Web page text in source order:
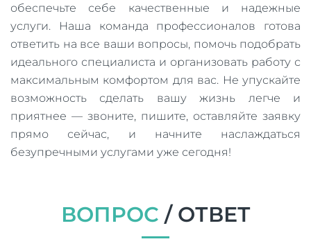
обеспечьте себе качественные и надежные
услуги. Наша команда профессионалов готова
ответить на все ваши вопросы, помочь подобрать
идеального специалиста и организовать работу с
максимальным комфортом для вас. Не упускайте
возможность сделать вашу жизнь легче и
приятнее — звоните, пишите, оставляйте заявку
прямо сейчас, и начните наслаждаться
безупречными услугами уже сегодня!
ВОПРОС / ОТВЕТ